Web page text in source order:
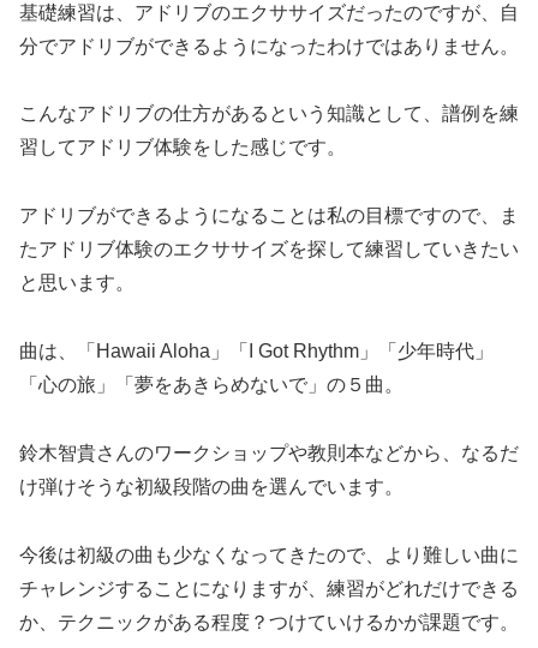
基礎練習は、アドリブのエクササイズだったのですが、自
分でアドリブができるようになったわけではありません。
こんなアドリブの仕方があるという知識として、譜例を練
習してアドリブ体験をした感じです。
アドリブができるようになることは私の目標ですので、ま
たアドリブ体験のエクササイズを探して練習していきたい
と思います。
曲は、「Hawaii Aloha」「I Got Rhythm」「少年時代」
「心の旅」「夢をあきらめないで」の５曲。
鈴木智貴さんのワークショップや教則本などから、なるだ
け弾けそうな初級段階の曲を選んでいます。
今後は初級の曲も少なくなってきたので、より難しい曲に
チャレンジすることになりますが、練習がどれだけできる
か、テクニックがある程度？つけていけるかが課題です。